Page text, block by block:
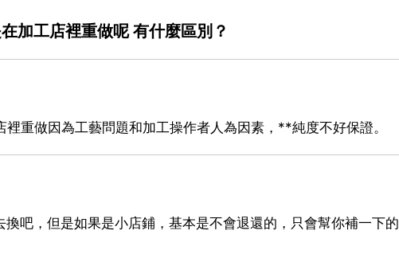
加工店裡重做呢 有什麼區別？
重做因為工藝問題和加工操作者人為因素，**純度不好保證。
吧，但是如果是小店鋪，基本是不會退還的，只會幫你補一下